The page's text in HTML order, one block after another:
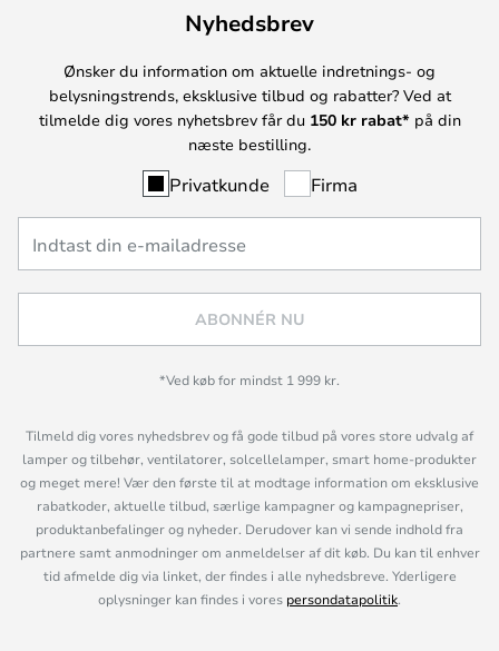
Nyhedsbrev
Ønsker du information om aktuelle indretnings- og
belysningstrends, eksklusive tilbud og rabatter? Ved at
tilmelde dig vores nyhetsbrev får du 150 kr rabat* på din
næste bestilling.
Privatkunde Firma
ABONNÉR NU
*Ved køb for mindst 1 999 kr.
Tilmeld dig vores nyhedsbrev og få gode tilbud på vores store udvalg af
lamper og tilbehør, ventilatorer, solcellelamper, smart home-produkter
og meget mere! Vær den første til at modtage information om eksklusive
rabatkoder, aktuelle tilbud, særlige kampagner og kampagnepriser,
produktanbefalinger og nyheder. Derudover kan vi sende indhold fra
partnere samt anmodninger om anmeldelser af dit køb. Du kan til enhver
tid afmelde dig via linket, der findes i alle nyhedsbreve. Yderligere
oplysninger kan findes i vores persondatapolitik.